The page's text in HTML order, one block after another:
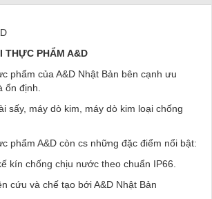
THỰC PHẨM A&D
phẩm của A&D Nhật Bản bên cạnh ưu
ổn định.
sấy, máy dò kim, máy dò kim loại chống
phẩm A&D còn cs những đặc điểm nổi bật:
kín chống chịu nước theo chuẩn IP66.
cứu và chế tạo bới A&D Nhật Bản